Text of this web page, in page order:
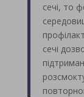
сечі, то
сечі